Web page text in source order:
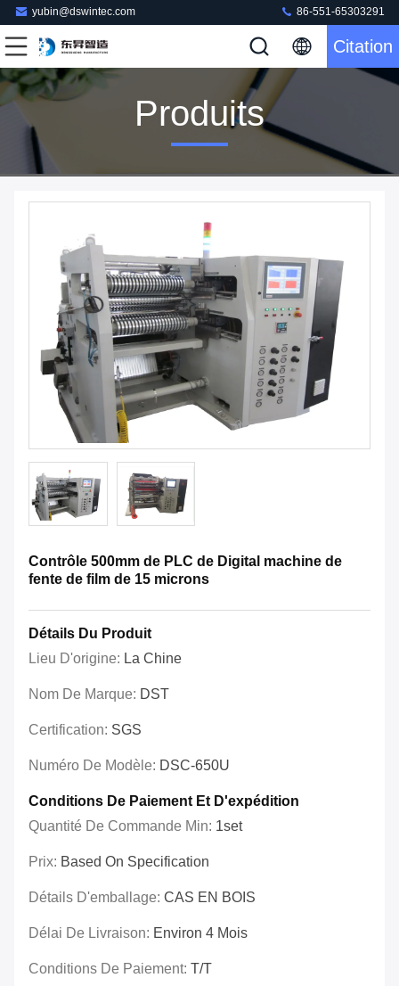
yubin@dswintec.com 86-551-65303291
Citation
Produits
Contrôle 500mm de PLC de Digital machine de
fente de film de 15 microns
Détails Du Produit
Lieu D'origine: La Chine
Nom De Marque: DST
Certification: SGS
Numéro De Modèle: DSC-650U
Conditions De Paiement Et D'expédition
Quantité De Commande Min: 1set
Prix: Based On Specification
Détails D'emballage: CAS EN BOIS
Délai De Livraison: Environ 4 Mois
Conditions De Paiement: T/T